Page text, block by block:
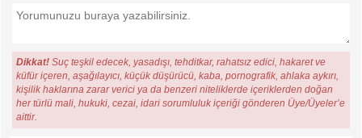
Dikkat! Suç teşkil edecek, yasadışı, tehditkar, rahatsız edici, hakaret ve
küfür içeren, aşağılayıcı, küçük düşürücü, kaba, pornografik, ahlaka aykırı,
kişilik haklarına zarar verici ya da benzeri niteliklerde içeriklerden doğan
her türlü mali, hukuki, cezai, idari sorumluluk içeriği gönderen Üye/Üyeler’e
aittir.